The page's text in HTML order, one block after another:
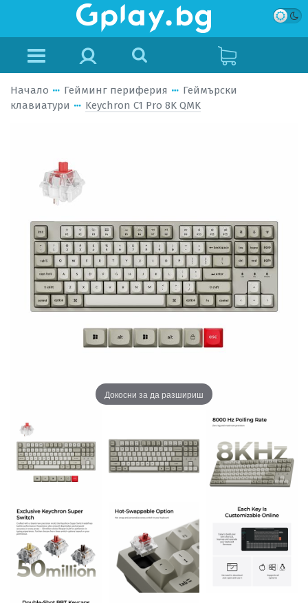
Начало Гейминг периферия
Геймърски
клавиатури
Keychron C1 Pro 8K QMK
Докосни за да разшириш